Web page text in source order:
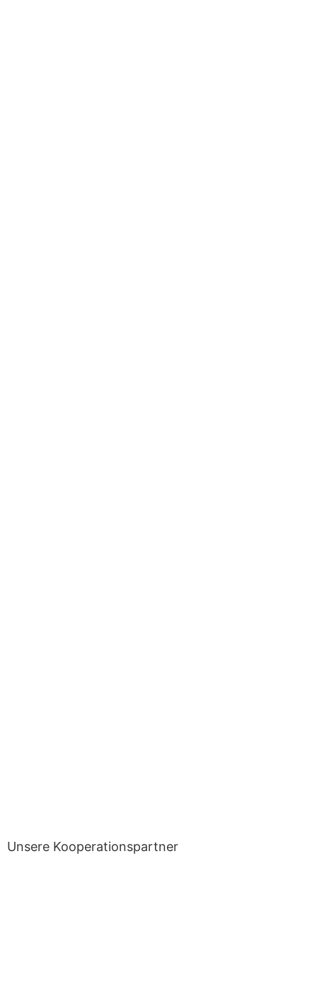
Unsere Kooperationspartner